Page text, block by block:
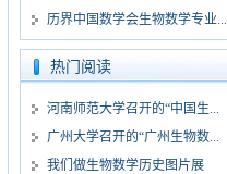
历界中国数学会生物数学专业...
热门阅读
河南师范大学召开的“中国生...
广州大学召开的“广州生物数...
我们做生物数学历史图片展